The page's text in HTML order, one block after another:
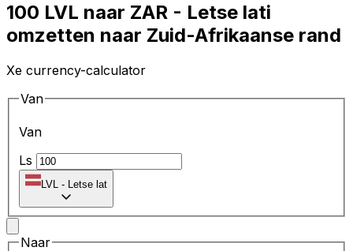
100 LVL naar ZAR - Letse lati
omzetten naar Zuid-Afrikaanse rand
Xe currency-calculator
Van
Van
Ls
LVL - Letse lat
Naar